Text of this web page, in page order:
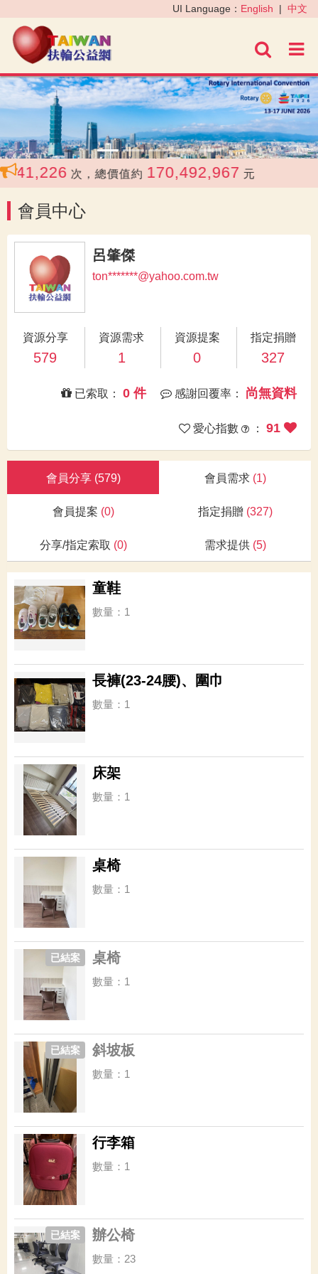
進階
UI Language： English | 中文
‹ ›
次，總價值約 170,492,967 元
會員中心
呂肇傑
ton*******@yahoo.com.tw
資源分享
579
資源需求
1
資源提案
0
指定捐贈
327
感謝回覆率： 尚無資料
已索取： 0 件
愛心指數 ： 91
會員分享 (579) 會員需求 (1)
會員提案 (0) 指定捐贈 (327)
分享/指定索取 (0) 需求提供 (5)
童鞋
數量：1
長褲(23-24腰)、圍巾
數量：1
床架
數量：1
桌椅
數量：1
桌椅
已結案
數量：1
斜坡板
已結案
數量：1
行李箱
數量：1
辦公椅
已結案
數量：23